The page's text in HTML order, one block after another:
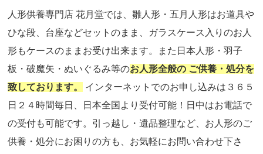
人形供養専門店 花月堂では、雛人形・五月人形はお道具や
ひな段、台座などセットのまま、ガラスケース入りのお人
形もケースのままお受け出来ます。また日本人形・羽子
板・破魔矢・ぬいぐるみ等のお人形全般の ご供養・処分を
致しております。
インターネットでのお申し込みは３６５
日２４時間毎日、日本全国より受付可能！日中はお電話で
の受付も可能です。引っ越し・遺品整理など、お人形のご
供養・処分にお困りの方も、お気軽にお問い合わせ下さ